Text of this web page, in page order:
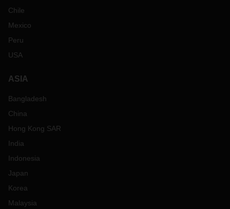
Chile
Mexico
Peru
USA
ASIA
Bangladesh
China
Hong Kong SAR
India
Indonesia
Japan
Korea
Malaysia